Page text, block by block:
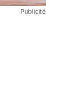
Publicité